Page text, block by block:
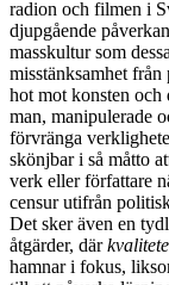
radion och filmen i
djupgående
masskultur som
misstänksamhet
hot mot konsten och
man, manipulerade
förvränga
skönjbar i så måtto
verk eller författare
censur utifrån
Det sker även en
åtgärder, där
hamnar i fokus,